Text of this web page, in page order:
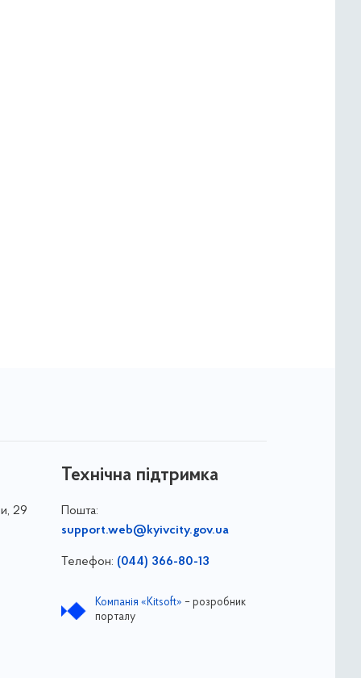
29
Технічна підтримка
Пошта:
support.web@kyivcity.gov.ua
Телефон: (044) 366-80-13
Компанія «Kitsoft» – розробник
порталу